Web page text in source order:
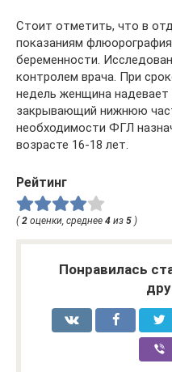
Стоит отметить, что в
показаниям
беременности.
контролем врача. При
недель женщина надевает
закрывающий нижнюю
необходимости ФГЛ
возрасте 16-18 лет.
Рейтинг
(2 оценки, среднее 4 из 5 )
Понравилась